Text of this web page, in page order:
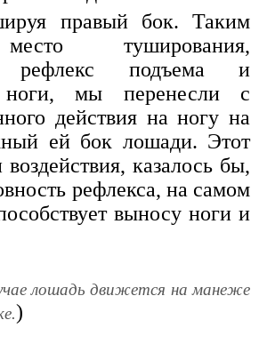
правый бок. Таким
туширования,
рефлекс подъема и
ноги, мы перенесли с
действия на ногу на
ей бок лошади. Этот
казалось бы,
рефлекса, на самом
выносу ноги и
лошадь движется на манеже
)